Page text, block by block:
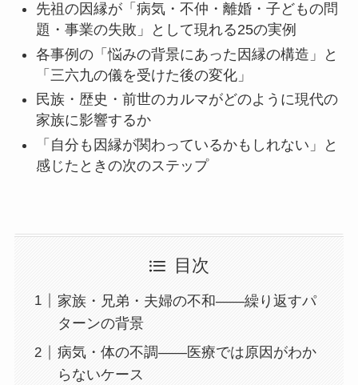
先祖の因縁が「病気・不仲・離婚・子どもの問
題・事業の失敗」として現れる25の実例
各事例の「悩みの背景にあった因縁の構造」と
「三六九の儀を受けた後の変化」
民族・歴史・前世のカルマがどのように現代の
家族に影響するか
「自分も因縁が関わっているかもしれない」と
感じたときの次のステップ
目次
家族・兄弟・夫婦の不和——繰り返すパ
ターンの背景
病気・体の不調——医療では原因がわか
らないケース